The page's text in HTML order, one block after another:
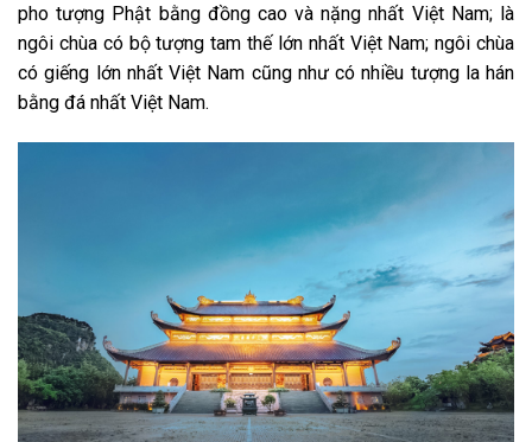
pho tượng Phật bằng đồng cao và nặng nhất Việt Nam; là
ngôi chùa có bộ tượng tam thế lớn nhất Việt Nam; ngôi chùa
có giếng lớn nhất Việt Nam cũng như có nhiều tượng la hán
bằng đá nhất Việt Nam.